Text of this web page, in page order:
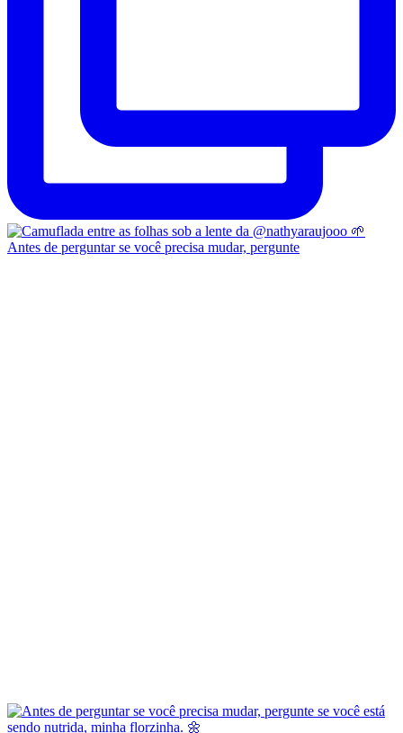
Antes de perguntar se você precisa mudar, pergunte